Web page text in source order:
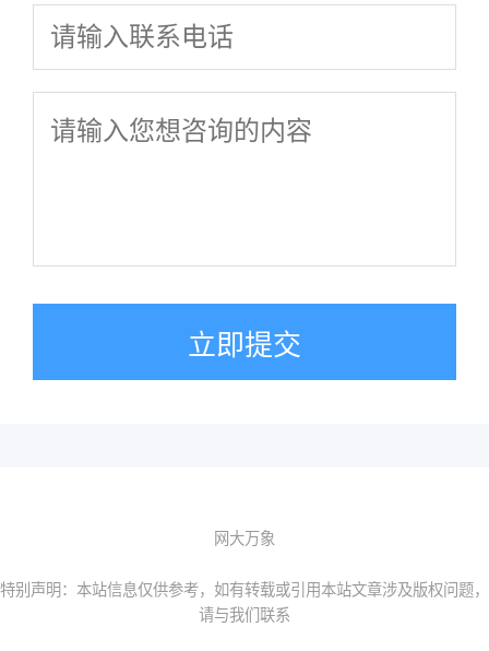
立即提交
网大万象
特别声明：本站信息仅供参考，如有转载或引用本站文章涉及版权问题，
请与我们联系